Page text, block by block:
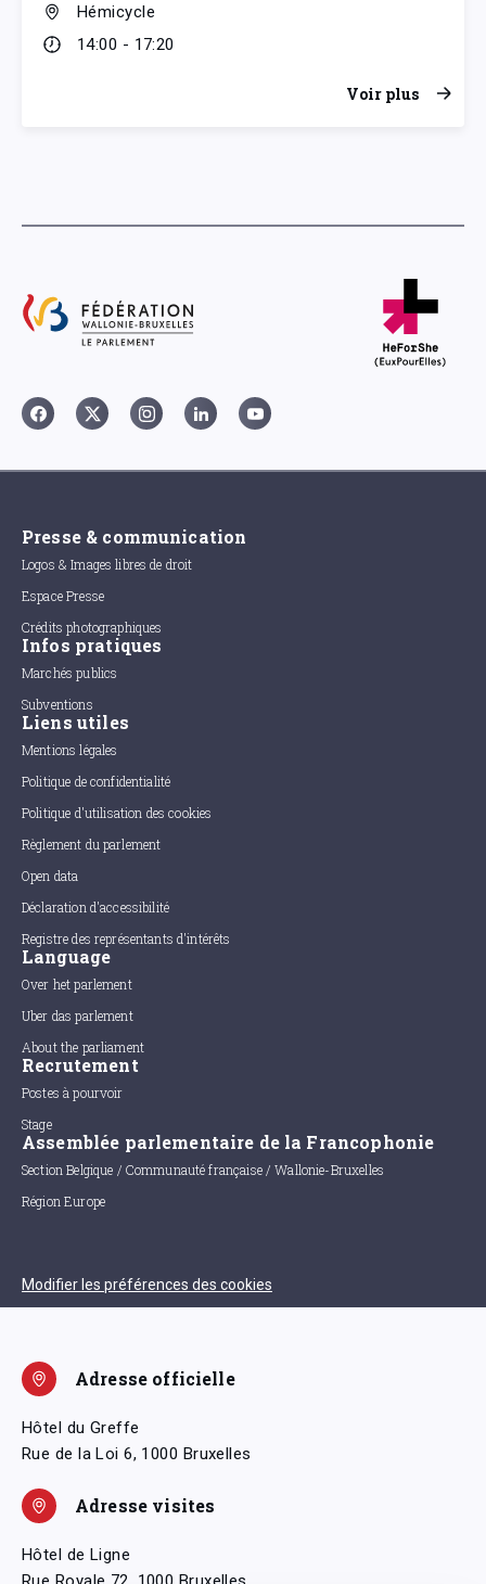
Hémicycle
14:00 - 17:20
Voir plus
Presse & communication
Logos & Images libres de droit
Espace Presse
Crédits photographiques
Infos pratiques
Marchés publics
Subventions
Liens utiles
Mentions légales
Politique de confidentialité
Politique d'utilisation des cookies
Règlement du parlement
Open data
Déclaration d'accessibilité
Registre des représentants d'intérêts
Language
Over het parlement
Uber das parlement
About the parliament
Recrutement
Postes à pourvoir
Stage
Assemblée parlementaire de la Francophonie
Section Belgique / Communauté française / Wallonie-Bruxelles
Région Europe
Modifier les préférences des cookies
Adresse officielle
Hôtel du Greffe
Rue de la Loi 6, 1000 Bruxelles
Adresse visites
Hôtel de Ligne